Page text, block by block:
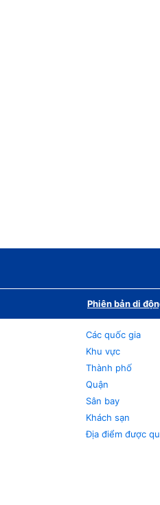
Phiên bản di
Các quốc gia
Khu vực
Thành phố
Quận
Sân bay
Khách sạn
Địa điểm được